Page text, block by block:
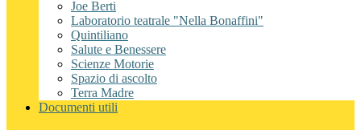
Joe Berti
Laboratorio teatrale "Nella Bonaffini"
Quintiliano
Salute e Benessere
Scienze Motorie
Spazio di ascolto
Terra Madre
Documenti utili